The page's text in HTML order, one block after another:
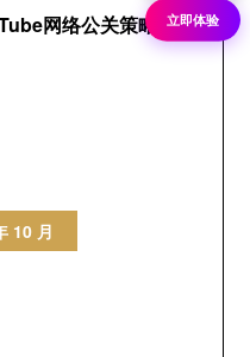
网络公关策略
10 月
立即体验